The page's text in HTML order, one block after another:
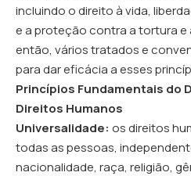
incluindo o direito à vida,
e a proteção contra a tortura e
então, vários tratados e
para dar eficácia a esses
Princípios Fundamentais do
Direitos Humanos
Universalidade: os direitos
todas as pessoas,
nacionalidade, raça, religião,